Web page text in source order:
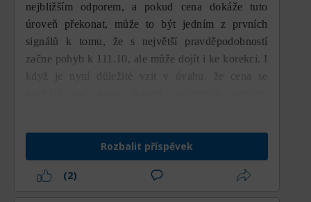
Horizontální supportní a rezistentní linie na
grafu poskytují poměrně jasný obraz o
klíčových oblastech, na které se budou
účastníci trhu soustředit. Nejbližší
rezistence se nachází na úrovni 111,85,
Průraz nad tuto úroveň bude prvním
signálem, že prodejní tlak začíná slábnout.
Následně se další rezistence nachází na
nejbližším odporem, a pokud cena dokáže tuto
úroveň překonat, může to být jedním z prvních
signálů k tomu, že s největší pravděpodobností
začne pohyb k 111.10, ale může dojít i ke korekci. I
když je nyní důležité vzít v úvahu, že cena se
Rozbalit příspěvek
(2)